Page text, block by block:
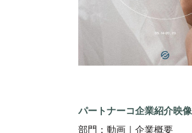
パートナーコ企業紹介映像
部門：動画｜企業概要